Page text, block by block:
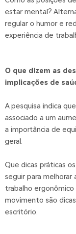
estar mental?
regular o humor e
experiência de
O que dizem as
implicações de
A pesquisa indica
associado a um
a importância de
geral.
Que dicas práticas
seguir para melhorar
trabalho ergonômico
movimento são
escritório.